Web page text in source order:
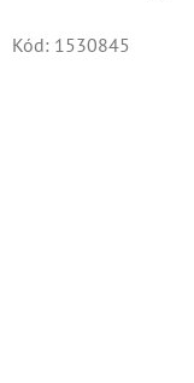
Kód: 1530845